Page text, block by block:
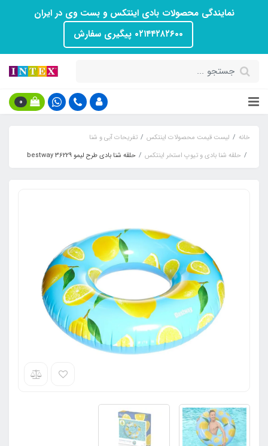
نمایندگی محصولات بادی اینتکس و بست وی در ایران
۰۲۱۴۴۲۸۲۶۰۰ پیگیری سفارش
0
خانه لیست قیمت محصولات اینتکس
تفریحات آبی و شنا
حلقه شنا بادی و تیوپ استخر اینتکس
حلقه شنا بادی طرح لیمو bestway 36229